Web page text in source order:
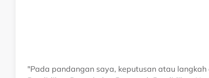
"Pada pandangan saya, keputusan atau